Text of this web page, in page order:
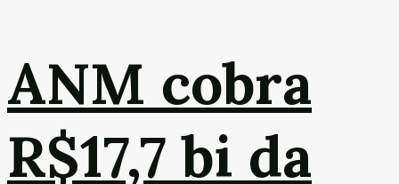
ANM cobra
R$17,7 bi da